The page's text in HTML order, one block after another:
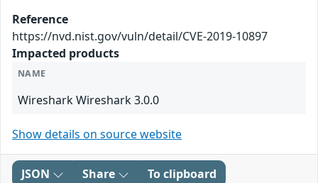
Reference
https://nvd.nist.gov/vuln/detail/CVE-2019-10897
Impacted products
NAME
Wireshark Wireshark 3.0.0
Show details on source website
JSON Share To clipboard